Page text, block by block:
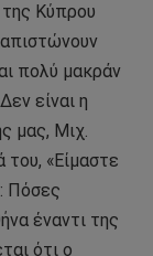
της Κύπρου
πολύ μακράν
είναι η
μας, Μιχ.
του, «Είμαστε
Πόσες
έναντι της
ότι ο